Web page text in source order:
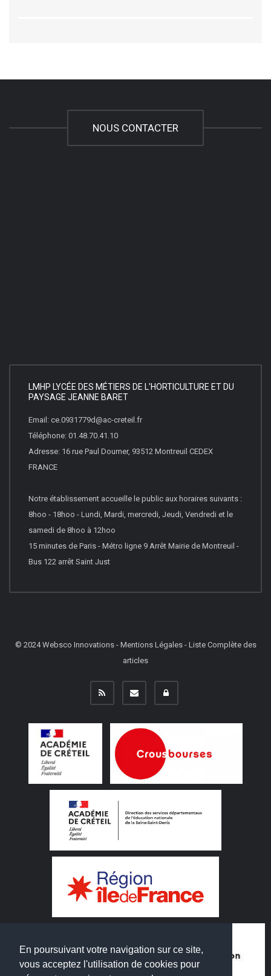
En poursuivant votre navigation sur ce site,
vous acceptez l'utilisation de cookies pour
NOUS CONTACTER
LMHP LYCÉE DES MÉTIERS DE L'HORTICULTURE ET DU
PAYSAGE JEANNE BARET
Email: ce.0931779d@ac-creteil.fr
Téléphone: 01.48.70.41.10
Adresse: 16 rue Paul Doumer, 93512 Montreuil CEDEX
FRANCE
Notre établissement accueille le public aux horaires suivants :
8hoo - 18hoo - Lundi, Mardi, mercredi, Jeudi, Vendredi et le
samedi de 8hoo à 12hoo
15 minutes de Paris - Métro ligne 9 Arrêt Mairie de Montreuil -
Bus 122 arrêt Saint Just
© 2024Websco Innovations- Mentions Légales- Liste Complète des
articles